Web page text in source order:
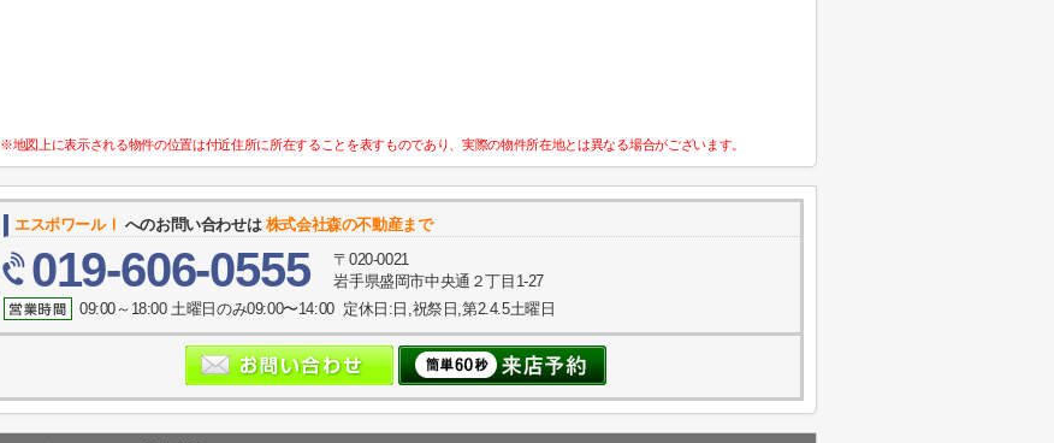
※地図上に表示される物件の位置は付近住所に所在することを表すものであり、実際の物件所在地とは異なる場合がございます。
エスポワールⅠ へのお問い合わせは 株式会社森の不動産まで
019-606-0555
〒020-0021
岩手県盛岡市中央通２丁目1-27
09:00～18:00 土曜日のみ09:00〜14:00 定休日:日,祝祭日,第2.4.5土曜日